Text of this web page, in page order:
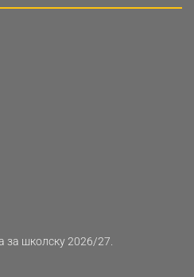
за школску 2026/27.